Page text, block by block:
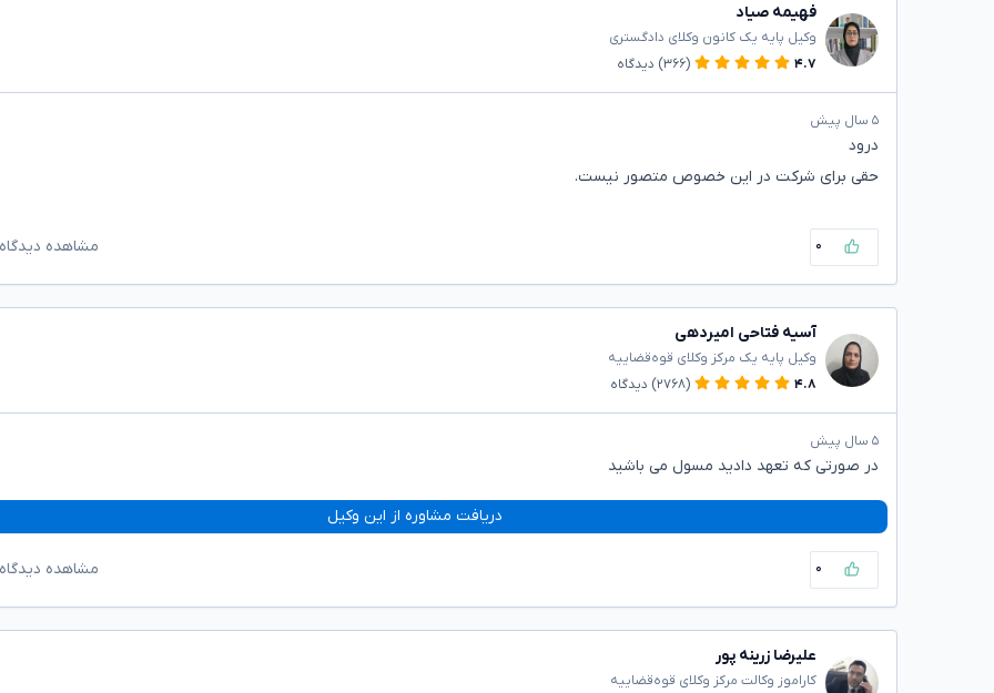
فهیمه صیاد
وکیل پایه یک کانون وکلای دادگستری
۴.۷
(۳۶۶) دیدگاه
۵ سال پیش
درود
حقی برای شرکت در این خصوص متصور نیست.
۰ مشاهده
آسیه فتاحی امیردهی
وکیل پایه یک مرکز وکلای قوه‌قضاییه
۴.۸
(۲۷۶۸) دیدگاه
۵ سال پیش
در صورتی که تعهد دادید مسول می باشید
دریافت مشاوره از این وکیل
۰ مشاهده
علیرضا زرینه پور
کاراموز وکالت مرکز وکلای قوه‌قضاییه